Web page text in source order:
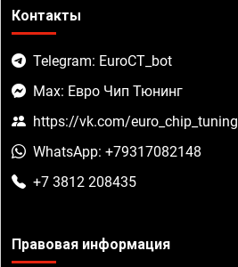
Контакты
Telegram: EuroCT_bot
Max: Евро Чип Тюнинг
https://vk.com/euro_chip_tuning
WhatsApp: +79317082148
+7 3812 208435
Правовая информация